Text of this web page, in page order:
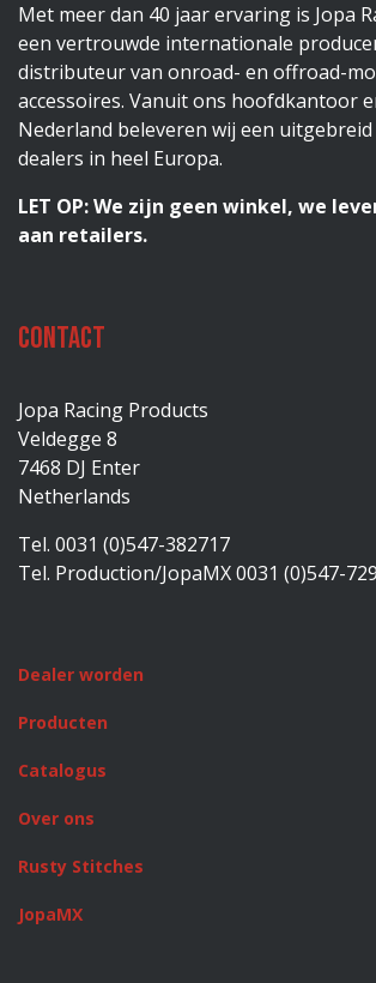
Met meer dan 40 jaar ervaring is Jopa
een vertrouwde internationale
distributeur van onroad- en offroad-
accessoires. Vanuit ons hoofdkantoor
Nederland beleveren wij een
dealers in heel Europa.
LET OP: We zijn geen winkel, we
aan retailers.
Contact
Jopa Racing Products
Veldegge 8
7468 DJ Enter
Netherlands
Tel. 0031 (0)547-382717
Tel. Production/JopaMX 0031 (0)547-
Dealer worden
Producten
Catalogus
Over ons
Rusty Stitches
JopaMX